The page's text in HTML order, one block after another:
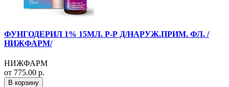
ФУНГОДЕРИЛ 1% 15МЛ. Р-Р Д/НАРУЖ.ПРИМ. ФЛ. /
НИЖФАРМ/
НИЖФАРМ
от 775.00 р.
В корзину